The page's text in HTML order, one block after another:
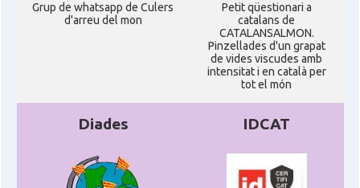
Grup de whatsapp de Culers
d'arreu del mon
Petit qüestionari a
catalans de
CATALANSALMON.
Pinzellades d'un grapat
de vides viscudes amb
intensitat i en català per
tot el món
Diades IDCAT